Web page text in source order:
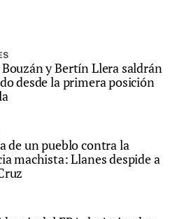
y Bertín Llera saldrán
desde la primera posición
de un pueblo contra la
machista: Llanes despide a